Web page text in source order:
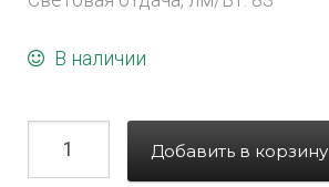
В наличии
Добавить в корзину